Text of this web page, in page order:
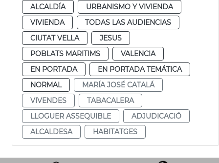
ALCALDÍA
URBANISMO Y VIVIENDA
VIVIENDA
TODAS LAS AUDIENCIAS
CIUTAT VELLA
JESUS
POBLATS MARITIMS
VALENCIA
EN PORTADA
EN PORTADA TEMÁTICA
NORMAL
MARÍA JOSÉ CATALÁ
VIVENDES
TABACALERA
LLOGUER ASSEQUIBLE
ADJUDICACIÓ
ALCALDESA
HABITATGES